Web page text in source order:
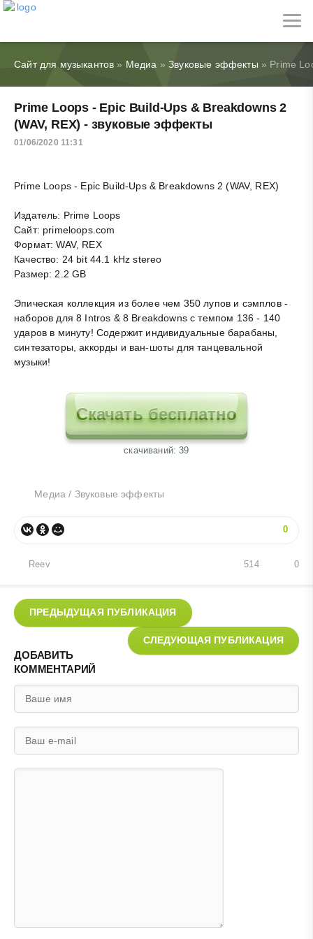
Сайт для музыкантов » Медиа »Звуковые эффекты » Prime
Prime Loops - Epic Build-Ups & Breakdowns 2
(WAV, REX) - звуковые эффекты
01/06/2020 11:31
Prime Loops - Epic Build-Ups & Breakdowns 2 (WAV, REX)
Издатель: Prime Loops
Сайт: primeloops.com
Формат: WAV, REX
Качество: 24 bit 44.1 kHz stereo
Размер: 2.2 GB
Эпическая коллекция из более чем 350 лупов и сэмплов -
наборов для 8 Intros & 8 Breakdowns с темпом 136 - 140
ударов в минуту! Содержит индивидуальные барабаны,
синтезаторы, аккорды и ван-шоты для танцевальной
музыки!
Скачать бесплатно
cкачиваний: 39
Медиа / Звуковые эффекты
0
Reev 0
514
ПРЕДЫДУЩАЯ ПУБЛИКАЦИЯ
СЛЕДУЮЩАЯ ПУБЛИКАЦИЯ
ДОБАВИТЬ
КОММЕНТАРИЙ